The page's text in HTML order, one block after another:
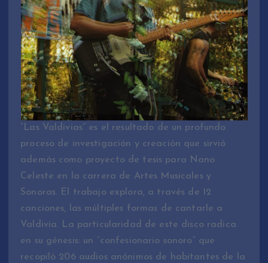
“Las Valdivias” es el resultado de un profundo
proceso de investigación y creación que sirvió
además como proyecto de tesis para Nano
Celeste en la carrera de Artes Musicales y
Sonoras. El trabajo explora, a través de 12
canciones, las múltiples formas de cantarle a
Valdivia. La particularidad de este disco radica
en su génesis: un “confesionario sonoro” que
recopiló 206 audios anónimos de habitantes de la